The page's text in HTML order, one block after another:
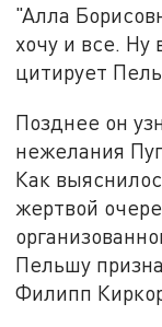
"Алла
хочу и все.
цитирует
Позднее он
нежелания
Как
жертвой
Пельшу
Филипп